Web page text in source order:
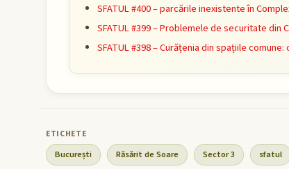
SFATUL #400 – parcările inexistente în
SFATUL #399 – Problemele de securitate din
SFATUL #398 – Curățenia din spațiile
București Răsărit de Soare Sector 3 sfatul